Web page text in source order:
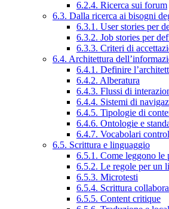
6.2.4. Ricerca sui forum
6.3. Dalla ricerca ai bisogni
6.3.1. User stories per
6.3.2. Job stories per
6.3.3. Criteri di
6.4. Architettura
6.4.1. Definire
6.4.2. Alberatura
6.4.3. Flussi di
6.4.4. Sistemi di
6.4.5. Tipologie di
6.4.6. Ontologie e
6.4.7. Vocabolari
6.5. Scrittura e linguaggio
6.5.1. Come leggono le
6.5.2. Le regole per un
6.5.3. Microtesti
6.5.4. Scrittura
6.5.5. Content critique